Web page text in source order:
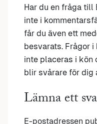
Har du en fråga
inte i
får du även ett
besvarats. Frågor
inte placeras i kön
blir svårare för dig
Lämna ett
E-postadressen